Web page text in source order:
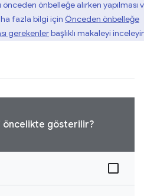
önceden önbelleğe alırken yapılması
fazla bilgi için Önceden önbelleğe
gerekenlerbaşlıklı makaleyi
öncelikte gösterilir?